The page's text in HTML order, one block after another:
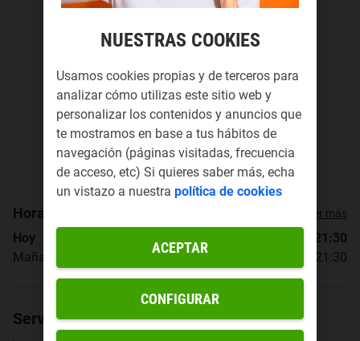
Horario de apertura Ver más
Hoy
09:00 - 21:30
Mañana
09:00 - 21:30
Servicios disponibles
NUESTRAS COOKIES
Usamos cookies propias y de terceros para
analizar cómo utilizas este sitio web y
personalizar los contenidos y anuncios que
te mostramos en base a tus hábitos de
navegación (páginas visitadas, frecuencia
de acceso, etc) Si quieres saber más, echa
un vistazo a nuestra política de cookies
ACEPTAR
CONFIGURAR